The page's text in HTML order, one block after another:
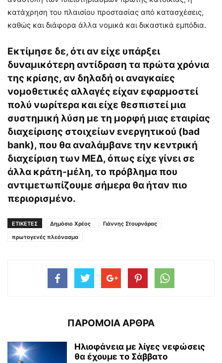
κατάχρηση του πλαισίου προστασίας από κατασχέσεις,
καθώς και διάφορα άλλα νομικά και δικαστικά εμπόδια.
Εκτίμησε δε, ότι αν είχε υπάρξει
δυναμικότερη αντίδραση τα πρώτα χρόνια
της κρίσης, αν δηλαδή οι αναγκαίες
νομοθετικές αλλαγές είχαν εφαρμοστεί
πολύ νωρίτερα και είχε θεσπιστεί μια
συστημική λύση με τη μορφή μιας εταιρίας
διαχείρισης στοιχείων ενεργητικού (bad
bank), που θα αναλάμβανε την κεντρική
διαχείριση των ΜΕΔ, όπως είχε γίνει σε
άλλα κράτη-μέλη, το πρόβλημα που
αντιμετωπίζουμε σήμερα θα ήταν πιο
περιορισμένο.
ΕΤΙΚΕΤΕΣ Δημόσιο Χρέος
Γιάννης Στουρνάρας
πρωτογενές πλεόνασμα
ΠΑΡΟΜΟΙΑ ΑΡΘΡΑ
Ηλιοφάνεια με λίγες νεφώσεις
θα έχουμε το Σάββατο